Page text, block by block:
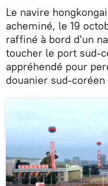
Le navire
acheminé, le 19
raffiné à bord d'un
toucher le port sud-
appréhendé pour
douanier sud-